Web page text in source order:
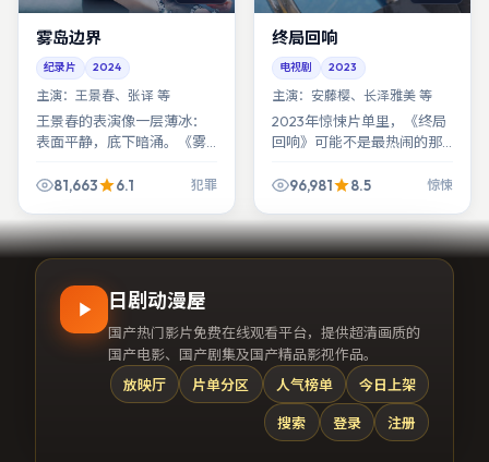
雾岛边界
纪录片 2024
主演： 王景春、张译 等
王景春的表演像一层薄冰：
表面平静，底下暗涌。《雾
你在某场戏之后突然读懂他
81,663 6.1 犯罪
终局回响
电视剧 2023
主演： 安藤樱、长泽雅美 等
2023年惊悚片单里，《终局
回响》可能不是最热闹的那
然浮回你脑海：某句台词、
96,981 8.5 惊悚
日剧动漫屋
国产热门影片免费在线观看平台，提供超清画质的
国产电影、国产剧集及国产精品影视作品。
放映厅
片单分区 人气榜单 今日上架
搜索 登录 注册